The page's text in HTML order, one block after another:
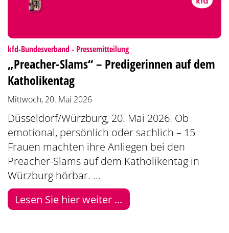
kfd-Bundesverband - Pressemitteilung:
„Preacher-Slams“ – Predigerinnen auf dem
Katholikentag
Mittwoch, 20. Mai 2026
Düsseldorf/Würzburg, 20. Mai 2026. Ob
emotional, persönlich oder sachlich – 15
Frauen machten ihre Anliegen bei den
Preacher-Slams auf dem Katholikentag in
Würzburg hörbar. ...
Lesen Sie hier weiter ...